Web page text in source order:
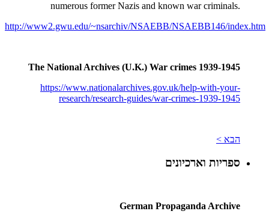
numerous former Nazis and known war criminals.
http://www2.gwu.edu/~nsarchiv/NSAEBB/NSAEBB146/index.htm
The National Archives (U.K.) War crimes 1939-1945
https://www.nationalarchives.gov.uk/help-with-your-
research/research-guides/war-crimes-1939-1945
הבא >
ספריות וארכיונים
German Propaganda Archive